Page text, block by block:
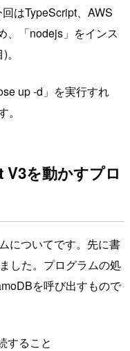
はTypeScript、AWS
、「nodejs」をインス
up -d」を実行すれ
を動かすプロ
についてです。先に書
した。プログラムの処
を呼び出すもので
すること